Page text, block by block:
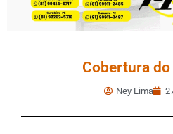
Cobertura
Ney Lima